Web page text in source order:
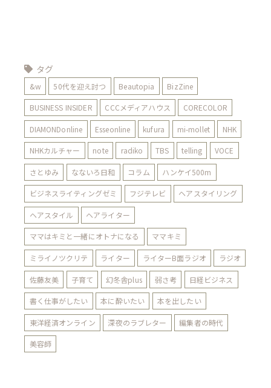
タグ
&w 50代を迎え討つ Beautopia BizZine
BUSINESS INSIDER CCCメディアハウス CORECOLOR
DIAMONDonline Esseonline kufura mi-mollet NHK
NHKカルチャー note radiko TBS telling VOCE
さとゆみ なないろ日和 コラム ハンケイ500m
ビジネスライティングゼミ フジテレビ ヘアスタイリング
ヘアスタイル ヘアライター
ママはキミと一緒にオトナになる ママキミ
ミライノツクリテ ライター ライターB面ラジオ ラジオ
佐藤友美 子育て 幻冬舎plus 弱さ考 日経ビジネス
書く仕事がしたい 本に酔いたい 本を出したい
東洋経済オンライン 深夜のラブレター 編集者の時代
美容師